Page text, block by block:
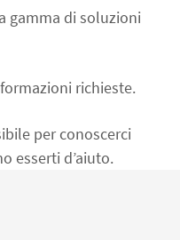
gamma di soluzioni
richieste.
per conoscerci
esserti d’aiuto.